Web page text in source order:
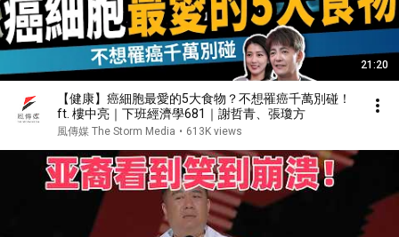
21:20
【健康】癌細胞最愛的5大食物？不想罹癌千萬別碰！
ft. 樓中亮｜下班經濟學681｜謝哲青、張瓊方
風傳媒 The Storm Media • 613K views